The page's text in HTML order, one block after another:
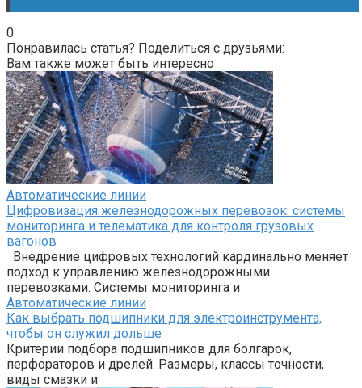
0
Понравилась статья? Поделиться с друзьями:
Вам также может быть интересно
Автоматические линии
Цифровизация железнодорожных перевозок: системы
мониторинга и телематика для контроля грузовых
вагонов
Внедрение цифровых технологий кардинально меняет
подход к управлению железнодорожными
перевозками. Системы мониторинга и
Автоматические линии
Как выбрать подшипники для электроинструмента,
чтобы он служил дольше
Критерии подбора подшипников для болгарок,
перфораторов и дрелей. Размеры, классы точности,
виды смазки и